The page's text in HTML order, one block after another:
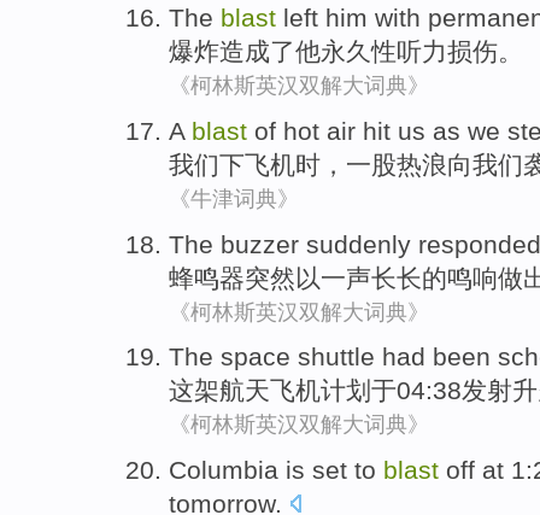
The blast left him with
爆炸造成了他永久性听力损伤。
《柯林斯英汉双解大词典》
A blast of hot air hit us as we
我们下飞机时 ， 一股热浪向我们
《牛津词典》
The buzzer suddenly responded
蜂鸣器突然以一声长长的鸣响做
《柯林斯英汉双解大词典》
The space shuttle had been
这架航天飞机计划 于04:38发射
《柯林斯英汉双解大词典》
Columbia is set to blast off at
tomorrow.